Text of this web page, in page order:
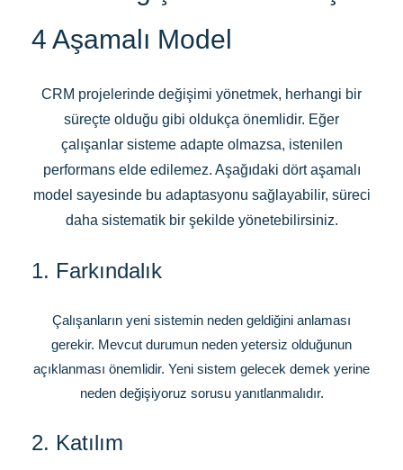
4 Aşamalı Model
CRM projelerinde değişimi yönetmek, herhangi bir
süreçte olduğu gibi oldukça önemlidir. Eğer
çalışanlar sisteme adapte olmazsa, istenilen
performans elde edilemez. Aşağıdaki dört aşamalı
model sayesinde bu adaptasyonu sağlayabilir, süreci
daha sistematik bir şekilde yönetebilirsiniz.
1. Farkındalık
Çalışanların yeni sistemin neden geldiğini anlaması
gerekir. Mevcut durumun neden yetersiz olduğunun
açıklanması önemlidir. Yeni sistem gelecek demek yerine
neden değişiyoruz sorusu yanıtlanmalıdır.
2. Katılım